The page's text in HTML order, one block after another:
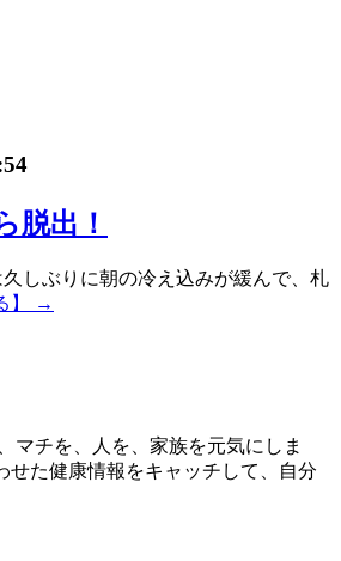
脱出！
しぶりに朝の冷え込みが緩んで、札
】 →
マチを、人を、家族を元気にしま
せた健康情報をキャッチして、自分